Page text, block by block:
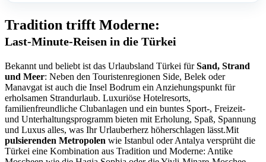
Tradition trifft Moderne:
Last-Minute-Reisen in die Türkei
Bekannt und beliebt ist das Urlaubsland Türkei fürSand, Strand
und Meer: Neben den Touristenregionen Side, Belek oder
Manavgat ist auch die Insel Bodrum ein Anziehungspunkt für
erholsamen Strandurlaub. Luxuriöse Hotelresorts,
familienfreundliche Clubanlagen und ein buntes Sport-, Freizeit-
und Unterhaltungsprogramm bieten mit Erholung, Spaß, Spannung
und Luxus alles, was Ihr Urlauberherz höherschlagen lässt.Mit
pulsierenden Metropolen wie Istanbul oder Antalya versprüht die
Türkei eine Kombination aus Tradition und Moderne: Antike